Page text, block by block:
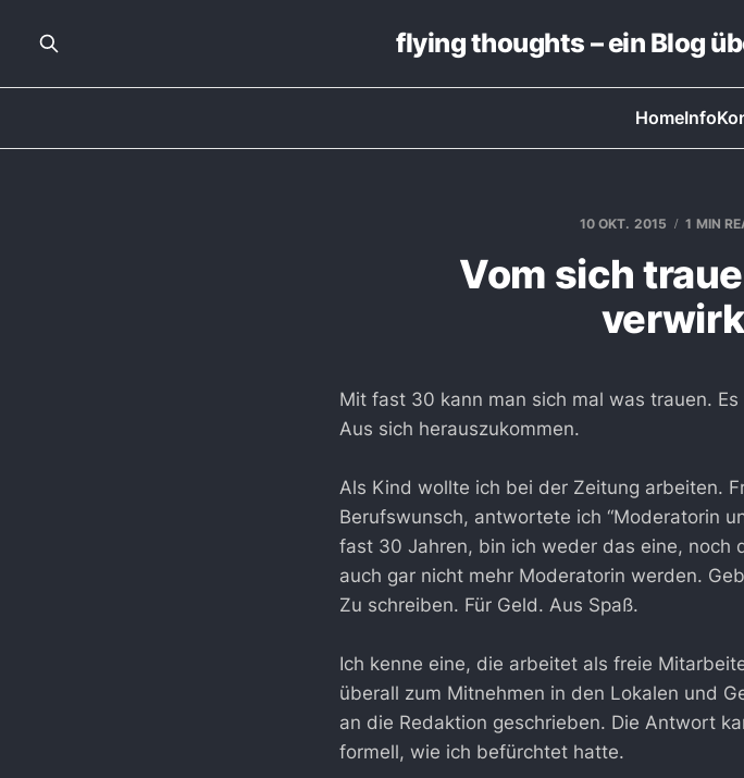
flying thoughts – ein Blog
HomeInfo
10 OKT. 2015 1 MIN
Vom sich
Mit fast 30 kann man sich mal was trauen.
Aus sich herauszukommen.
Als Kind wollte ich bei der Zeitung arbeiten.
Berufswunsch, antwortete ich “Moderatorin
fast 30 Jahren, bin ich weder das eine, noch
auch gar nicht mehr Moderatorin werden.
Zu schreiben. Für Geld. Aus Spaß.
Ich kenne eine, die arbeitet als freie
überall zum Mitnehmen in den Lokalen und
an die Redaktion geschrieben. Die Antwort
formell, wie ich befürchtet hatte.